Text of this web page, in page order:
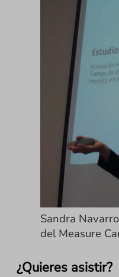
Sandra
del Measure
¿Quieres asistir?